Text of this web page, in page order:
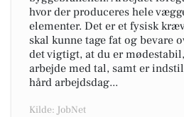
hvor der produceres hele
elementer. Det er et fysisk
skal kunne tage fat og bevare
det vigtigt, at du er
arbejde med tal, samt er
hård arbejdsdag...
Kilde: JobNet